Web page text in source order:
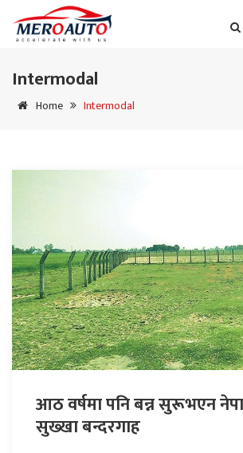
Intermodal
Home Intermodal
आठ वर्षमा पनि बन्न सुरूभएन
सुख्खा बन्दरगाह